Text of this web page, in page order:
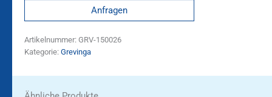
Anfragen
Artikelnummer: GRV-150026
Kategorie: Grevinga